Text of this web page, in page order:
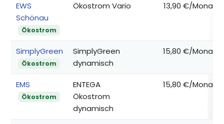
EWS
Schönau
Ökostrom
Ökostrom Vario 13,90 €/Monat
SimplyGreen
Ökostrom
SimplyGreen
dynamisch
15,80 €/Monat
EMS
Ökostrom
ENTEGA
Ökostrom
dynamisch
15,80 €/Monat